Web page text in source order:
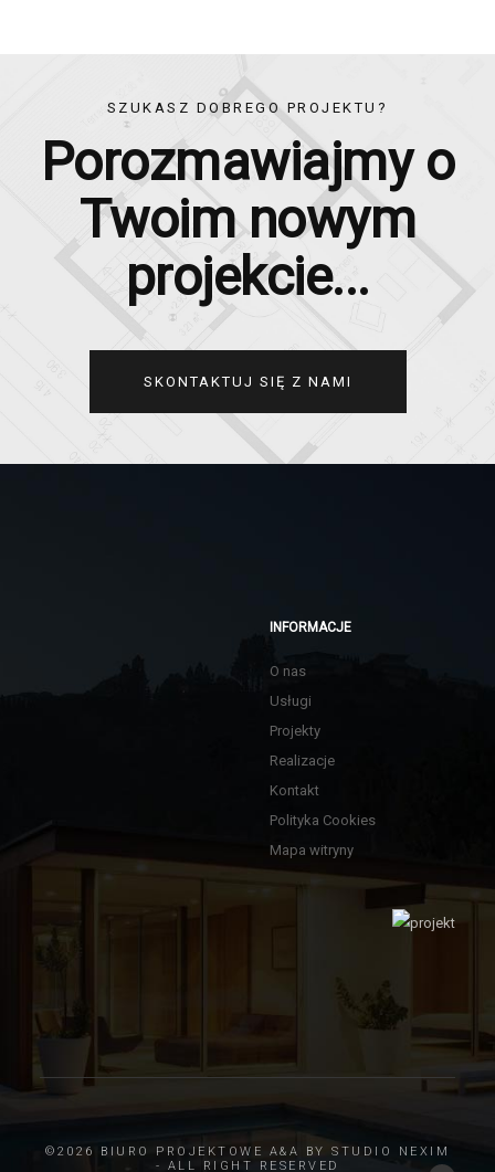
SZUKASZ DOBREGO PROJEKTU?
Porozmawiajmy o
Twoim nowym
projekcie...
SKONTAKTUJ SIĘ Z NAMI
INFORMACJE
O nas
Usługi
Projekty
Realizacje
Kontakt
Polityka Cookies
Mapa witryny
©2026 BIURO PROJEKTOWE A&A BY STUDIO NEXIM
- ALL RIGHT RESERVED